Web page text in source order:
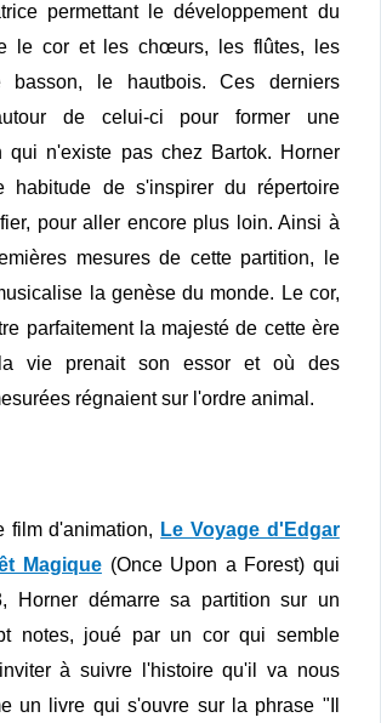
permettant le développement du
le cor et les chœurs, les flûtes, les
basson, le hautbois. Ces derniers
de celui-ci pour former une
qui n'existe pas chez Bartok. Horner
habitude de s'inspirer du répertoire
pour aller encore plus loin. Ainsi à
mesures de cette partition, le
la genèse du monde. Le cor,
parfaitement la majesté de cette ère
vie prenait son essor et où des
régnaient sur l'ordre animal.
film d'animation, Le Voyage d'Edgar
Magique(Once Upon a Forest) qui
Horner démarre sa partition sur un
notes, joué par un cor qui semble
à suivre l'histoire qu'il va nous
un livre qui s'ouvre sur la phrase "Il